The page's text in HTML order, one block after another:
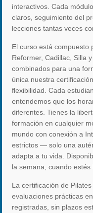
interactivos. Cada
claros, seguimiento del
lecciones tantas veces
El curso está compuesto
Reformer, Cadillac, Silla
combinados para una
única nuestra
flexibilidad. Cada
entendemos que los
diferentes. Tienes la
formación en cualquier
mundo con conexión a
estrictos — solo una
adapta a tu vida.
la semana, cuando estés
La certificación de
evaluaciones prácticas
registradas, sin plazos